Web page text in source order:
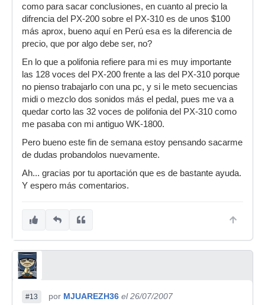
como para sacar conclusiones, en cuanto al precio la
difrencia del PX-200 sobre el PX-310 es de unos $100
más aprox, bueno aquí en Perú esa es la diferencia de
precio, que por algo debe ser, no?
En lo que a polifonia refiere para mi es muy importante
las 128 voces del PX-200 frente a las del PX-310 porque
no pienso trabajarlo con una pc, y si le meto secuencias
midi o mezclo dos sonidos más el pedal, pues me va a
quedar corto las 32 voces de polifonia del PX-310 como
me pasaba con mi antiguo WK-1800.
Pero bueno este fin de semana estoy pensando sacarme
de dudas probandolos nuevamente.
Ah... gracias por tu aportación que es de bastante ayuda.
Y espero más comentarios.
#13 por MJUAREZH36 el 26/07/2007